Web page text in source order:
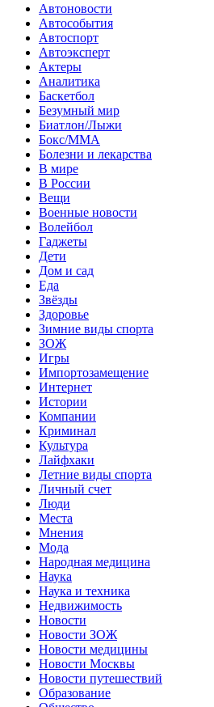
Автоновости
Автособытия
Автоспорт
Автоэксперт
Актеры
Аналитика
Баскетбол
Безумный мир
Биатлон/Лыжи
Бокс/MMA
Болезни и лекарства
В мире
В России
Вещи
Военные новости
Волейбол
Гаджеты
Дети
Дом и сад
Еда
Звёзды
Здоровье
Зимние виды спорта
ЗОЖ
Игры
Импортозамещение
Интернет
Истории
Компании
Криминал
Культура
Лайфхаки
Летние виды спорта
Личный счет
Люди
Места
Мнения
Мода
Народная медицина
Наука
Наука и техника
Недвижимость
Новости
Новости ЗОЖ
Новости медицины
Новости Москвы
Новости путешествий
Образование